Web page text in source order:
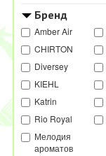
Бренд
Amber Air
CHIRTON
Diversey
KIEHL
Katrin
Rio Royal
Мелодия
ароматов